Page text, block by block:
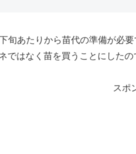
旬あたりから苗代の準備が必
ではなく苗を買うことにした
スポ